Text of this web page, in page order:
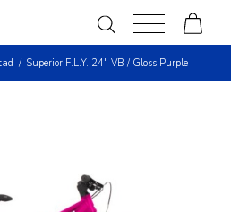
/ Superior F.L.Y. 24″ VB / Gloss Purple